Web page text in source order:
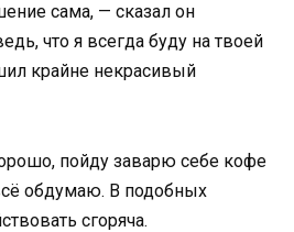
сама, — сказал он
что я всегда буду на твоей
крайне некрасивый
пойду заварю себе кофе
обдумаю. В подобных
сгоряча.